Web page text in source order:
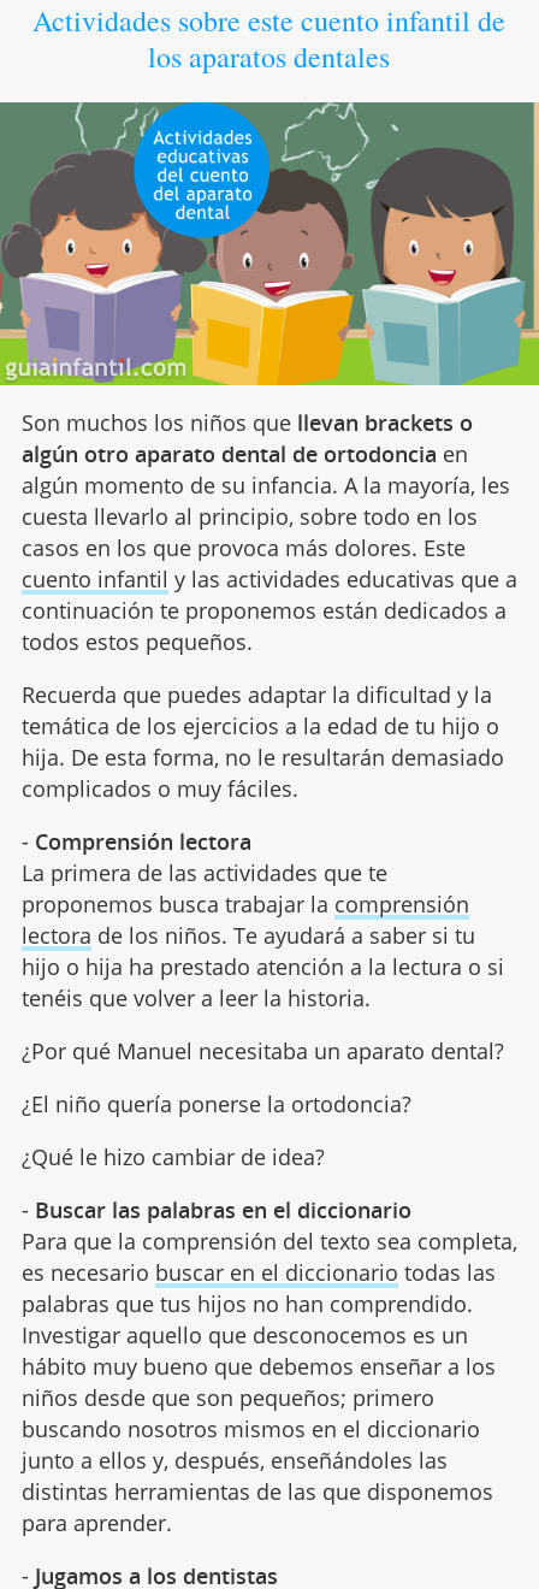
Actividades sobre este cuento infantil de
los aparatos dentales
Son muchos los niños que llevan brackets o
algún otro aparato dental de ortodoncia en
algún momento de su infancia. A la mayoría, les
cuesta llevarlo al principio, sobre todo en los
casos en los que provoca más dolores. Este
cuento infantil y las actividades educativas que a
continuación te proponemos están dedicados a
todos estos pequeños.
Recuerda que puedes adaptar la dificultad y la
temática de los ejercicios a la edad de tu hijo o
hija. De esta forma, no le resultarán demasiado
complicados o muy fáciles.
- Comprensión lectora
La primera de las actividades que te
proponemos busca trabajar la comprensión
lectora de los niños. Te ayudará a saber si tu
hijo o hija ha prestado atención a la lectura o si
tenéis que volver a leer la historia.
¿Por qué Manuel necesitaba un aparato dental?
¿El niño quería ponerse la ortodoncia?
¿Qué le hizo cambiar de idea?
- Buscar las palabras en el diccionario
Para que la comprensión del texto sea completa,
es necesario buscar en el diccionario todas las
palabras que tus hijos no han comprendido.
Investigar aquello que desconocemos es un
hábito muy bueno que debemos enseñar a los
niños desde que son pequeños; primero
buscando nosotros mismos en el diccionario
junto a ellos y, después, enseñándoles las
distintas herramientas de las que disponemos
para aprender.
- Jugamos a los dentistas